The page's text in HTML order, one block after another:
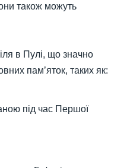
також можуть
в Пулі, що значно
пам’яток, таких як:
під час Першої